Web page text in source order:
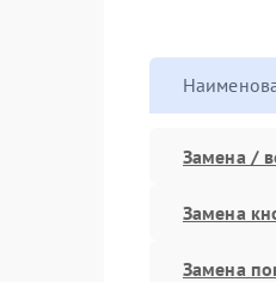
Замена /
Замена
Замена